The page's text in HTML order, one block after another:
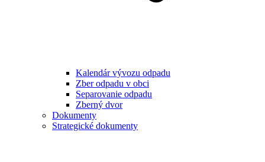
Kalendár vývozu odpadu
Zber odpadu v obci
Separovanie odpadu
Zberný dvor
Dokumenty
Strategické dokumenty